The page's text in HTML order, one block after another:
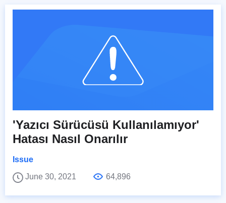
'Yazıcı Sürücüsü Kullanılamıyor'
Hatası Nasıl Onarılır
Issue
June 30, 2021
64,896